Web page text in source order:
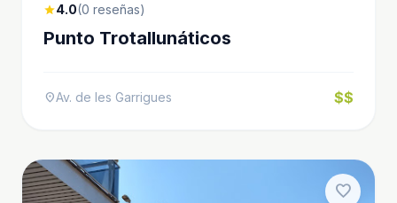
star4.0(0 reseñas)
Punto Trotallunáticos
location_onAv. de les Garrigues $$
favorite